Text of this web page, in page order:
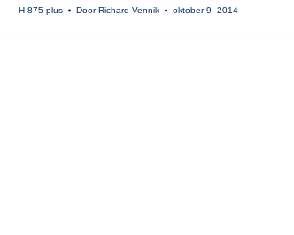
H-875 plus DoorRichard Vennik oktober 9, 2014